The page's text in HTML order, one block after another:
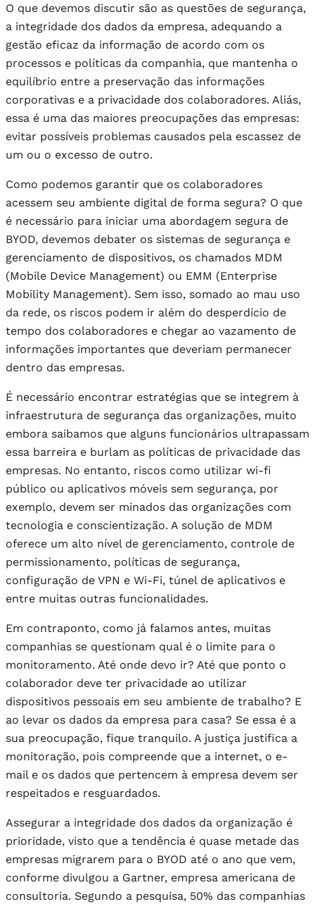
O que devemos discutir são as questões de segurança,
a integridade dos dados da empresa, adequando a
gestão eficaz da informação de acordo com os
processos e políticas da companhia, que mantenha o
equilíbrio entre a preservação das informações
corporativas e a privacidade dos colaboradores. Aliás,
essa é uma das maiores preocupações das empresas:
evitar possíveis problemas causados pela escassez de
um ou o excesso de outro.
Como podemos garantir que os colaboradores
acessem seu ambiente digital de forma segura? O que
é necessário para iniciar uma abordagem segura de
BYOD, devemos debater os sistemas de segurança e
gerenciamento de dispositivos, os chamados MDM
(Mobile Device Management) ou EMM (Enterprise
Mobility Management). Sem isso, somado ao mau uso
da rede, os riscos podem ir além do desperdício de
tempo dos colaboradores e chegar ao vazamento de
informações importantes que deveriam permanecer
dentro das empresas.
É necessário encontrar estratégias que se integrem à
infraestrutura de segurança das organizações, muito
embora saibamos que alguns funcionários ultrapassam
essa barreira e burlam as políticas de privacidade das
empresas. No entanto, riscos como utilizar wi-fi
público ou aplicativos móveis sem segurança, por
exemplo, devem ser minados das organizações com
tecnologia e conscientização. A solução de MDM
oferece um alto nível de gerenciamento, controle de
permissionamento, políticas de segurança,
configuração de VPN e Wi-Fi, túnel de aplicativos e
entre muitas outras funcionalidades.
Em contraponto, como já falamos antes, muitas
companhias se questionam qual é o limite para o
monitoramento. Até onde devo ir? Até que ponto o
colaborador deve ter privacidade ao utilizar
dispositivos pessoais em seu ambiente de trabalho? E
ao levar os dados da empresa para casa? Se essa é a
sua preocupação, fique tranquilo. A justiça justifica a
monitoração, pois compreende que a internet, o e-
mail e os dados que pertencem à empresa devem ser
respeitados e resguardados.
Assegurar a integridade dos dados da organização é
prioridade, visto que a tendência é quase metade das
empresas migrarem para o BYOD até o ano que vem,
conforme divulgou a Gartner, empresa americana de
consultoria. Segundo a pesquisa, 50% das companhias